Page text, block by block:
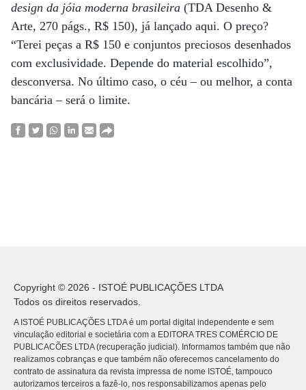
design da jóia moderna brasileira (TDA Desenho &
Arte, 270 págs., R$ 150), já lançado aqui. O preço?
“Terei peças a R$ 150 e conjuntos preciosos desenhados
com exclusividade. Depende do material escolhido”,
desconversa. No último caso, o céu – ou melhor, a conta
bancária – será o limite.
Copyright © 2026 - ISTOÉ PUBLICAÇÕES LTDA
Todos os direitos reservados.
A ISTOÉ PUBLICAÇÕES LTDA é um portal digital independente e sem
vinculação editorial e societária com a EDITORA TRES COMÉRCIO DE
PUBLICACÕES LTDA (recuperação judicial). Informamos também que não
realizamos cobranças e que também não oferecemos cancelamento do
contrato de assinatura da revista impressa de nome ISTOÉ, tampouco
autorizamos terceiros a fazê-lo, nos responsabilizamos apenas pelo